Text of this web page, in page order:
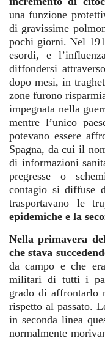
una funzione
di gravissime
pochi giorni. Nel
esordi, e
diffondersi
dopo mesi, in
zone furono
impegnata nella
mentre l’unico
potevano essere
Spagna, da cui il
di informazioni
pregresse o
contagio si diffuse
trasportavano le
epidemiche e la
Nella primavera
che stava
da campo e che
militari di tutti i
grado di affrontarlo
rispetto al passato.
in seconda linea
normalmente